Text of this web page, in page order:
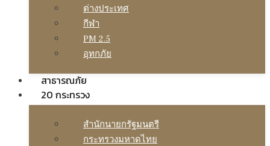
ต่างประเทศ
กีฬา
PM 2.5
อุทกภัย
สาธารณภัย
20 กระทรวง
สํานักนายกรัฐมนตรี
กระทรวงมหาดไทย